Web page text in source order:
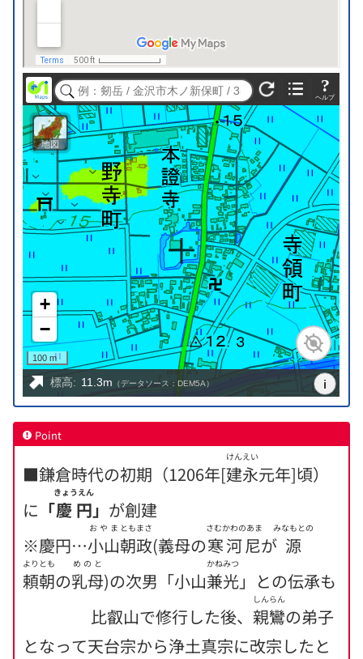
Point
■鎌倉時代の初期（1206年[建永
けんえい
元年]頃）
に 「慶円
きょうえん
」 が創建
※慶円…小山
おやま
朝政
ともまさ
(義母の寒河尼
さむかわのあま
が 源
みなもとの
頼朝
よりとも
の乳母
めのと
)の次男「小山兼光
かねみつ
」との伝承も
比叡山で修行した後、親鸞
しんらん
の弟子
となって天台宗から浄土真宗に改宗したと